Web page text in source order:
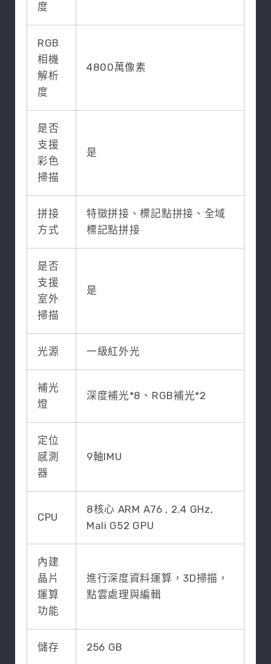
度
RGB
相機
解析
度
4800萬像素
是否
支援
彩色
掃描
是
拼接
方式
特徵拼接、標記點拼接、全域
標記點拼接
是否
支援
室外
掃描
是
光源 一級紅外光
補光
燈
深度補光*8、RGB補光*2
定位
感測
器
9軸IMU
CPU
8核心 ARM A76 , 2.4 GHz,
Mali G52 GPU
內建
晶片
運算
功能
進行深度資料運算，3D掃描，
點雲處理與編輯
儲存 256 GB